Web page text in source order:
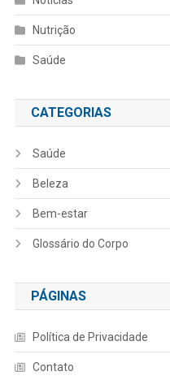
Nutrição
Saúde
CATEGORIAS
Saúde
Beleza
Bem-estar
Glossário do Corpo
PÁGINAS
Política de Privacidade
Contato